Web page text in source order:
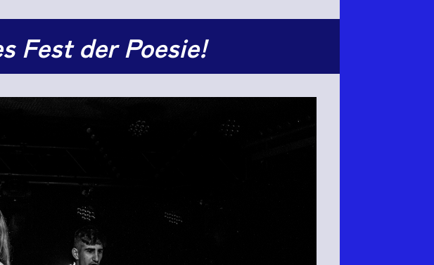
Fest der Poesie!